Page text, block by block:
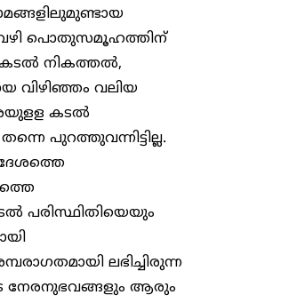
വഴി പൊതുസമൂഹത്തിന്
കടൽ നികത്തൽ,
വിഴിഞ്ഞം വലിയ
കടൽ
പുറത്തുവന്നിട്ടില്ല.
പരിസ്ഥിതിയെയും
ലഭിച്ചിരുന്ന
നേരനുഭവങ്ങളും ആരും